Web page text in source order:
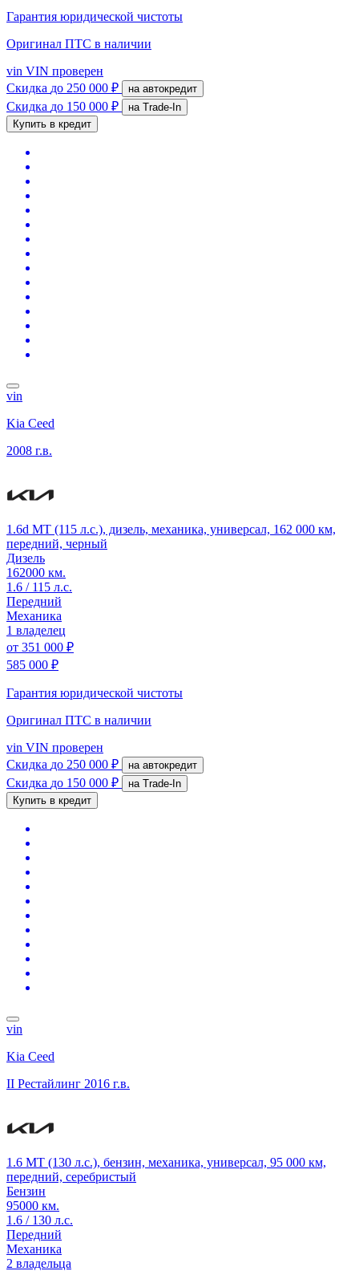
Гарантия юридической чистоты
Оригинал ПТС в наличии
vin VIN проверен
Скидка до 250 000 ₽ на автокредит
Скидка до 150 000 ₽
на Trade-In
Купить в кредит
vin
Kia Ceed
2008 г.в.
1.6d MT (115 л.с.), дизель, механика, универсал, 162 000 км,
передний, черный
Дизель
162000 км.
1.6 / 115 л.с.
Передний
Механика
1 владелец
от 351 000 ₽
585 000 ₽
Гарантия юридической чистоты
Оригинал ПТС в наличии
vin VIN проверен
Скидка до 250 000 ₽ на автокредит
Скидка до 150 000 ₽
на Trade-In
Купить в кредит
vin
Kia Ceed
II Рестайлинг 2016 г.в.
1.6 MT (130 л.с.), бензин, механика, универсал, 95 000 км,
передний, серебристый
Бензин
95000 км.
1.6 / 130 л.с.
Передний
Механика
2 владельца